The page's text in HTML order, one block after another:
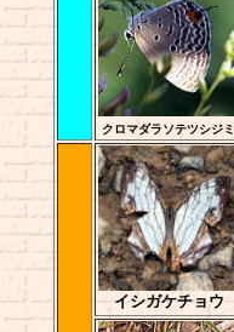
クロマダラソテツシジミ
イシガケチョウ